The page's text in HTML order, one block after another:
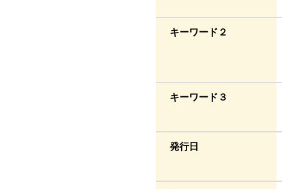
キーワード２
キーワード３
発行日